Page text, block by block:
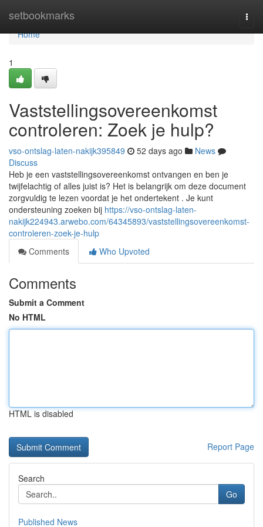
setbookmarks
Home
Home
1
Vaststellingsovereenkomst
controleren: Zoek je hulp?
vso-ontslag-laten-nakijk395849 52 days ago
News
Discuss
Heb je een vaststellingsovereenkomst ontvangen en ben je
twijfelachtig of alles juist is? Het is belangrijk om deze document
zorgvuldig te lezen voordat je het ondertekent . Je kunt
ondersteuning zoeken bij https://vso-ontslag-laten-
nakijk224943.arwebo.com/64345893/vaststellingsovereenkomst-
controleren-zoek-je-hulp
Comments
Who Upvoted
Comments
Submit a Comment
No HTML
HTML is disabled
Report Page
Search
Go
Published News